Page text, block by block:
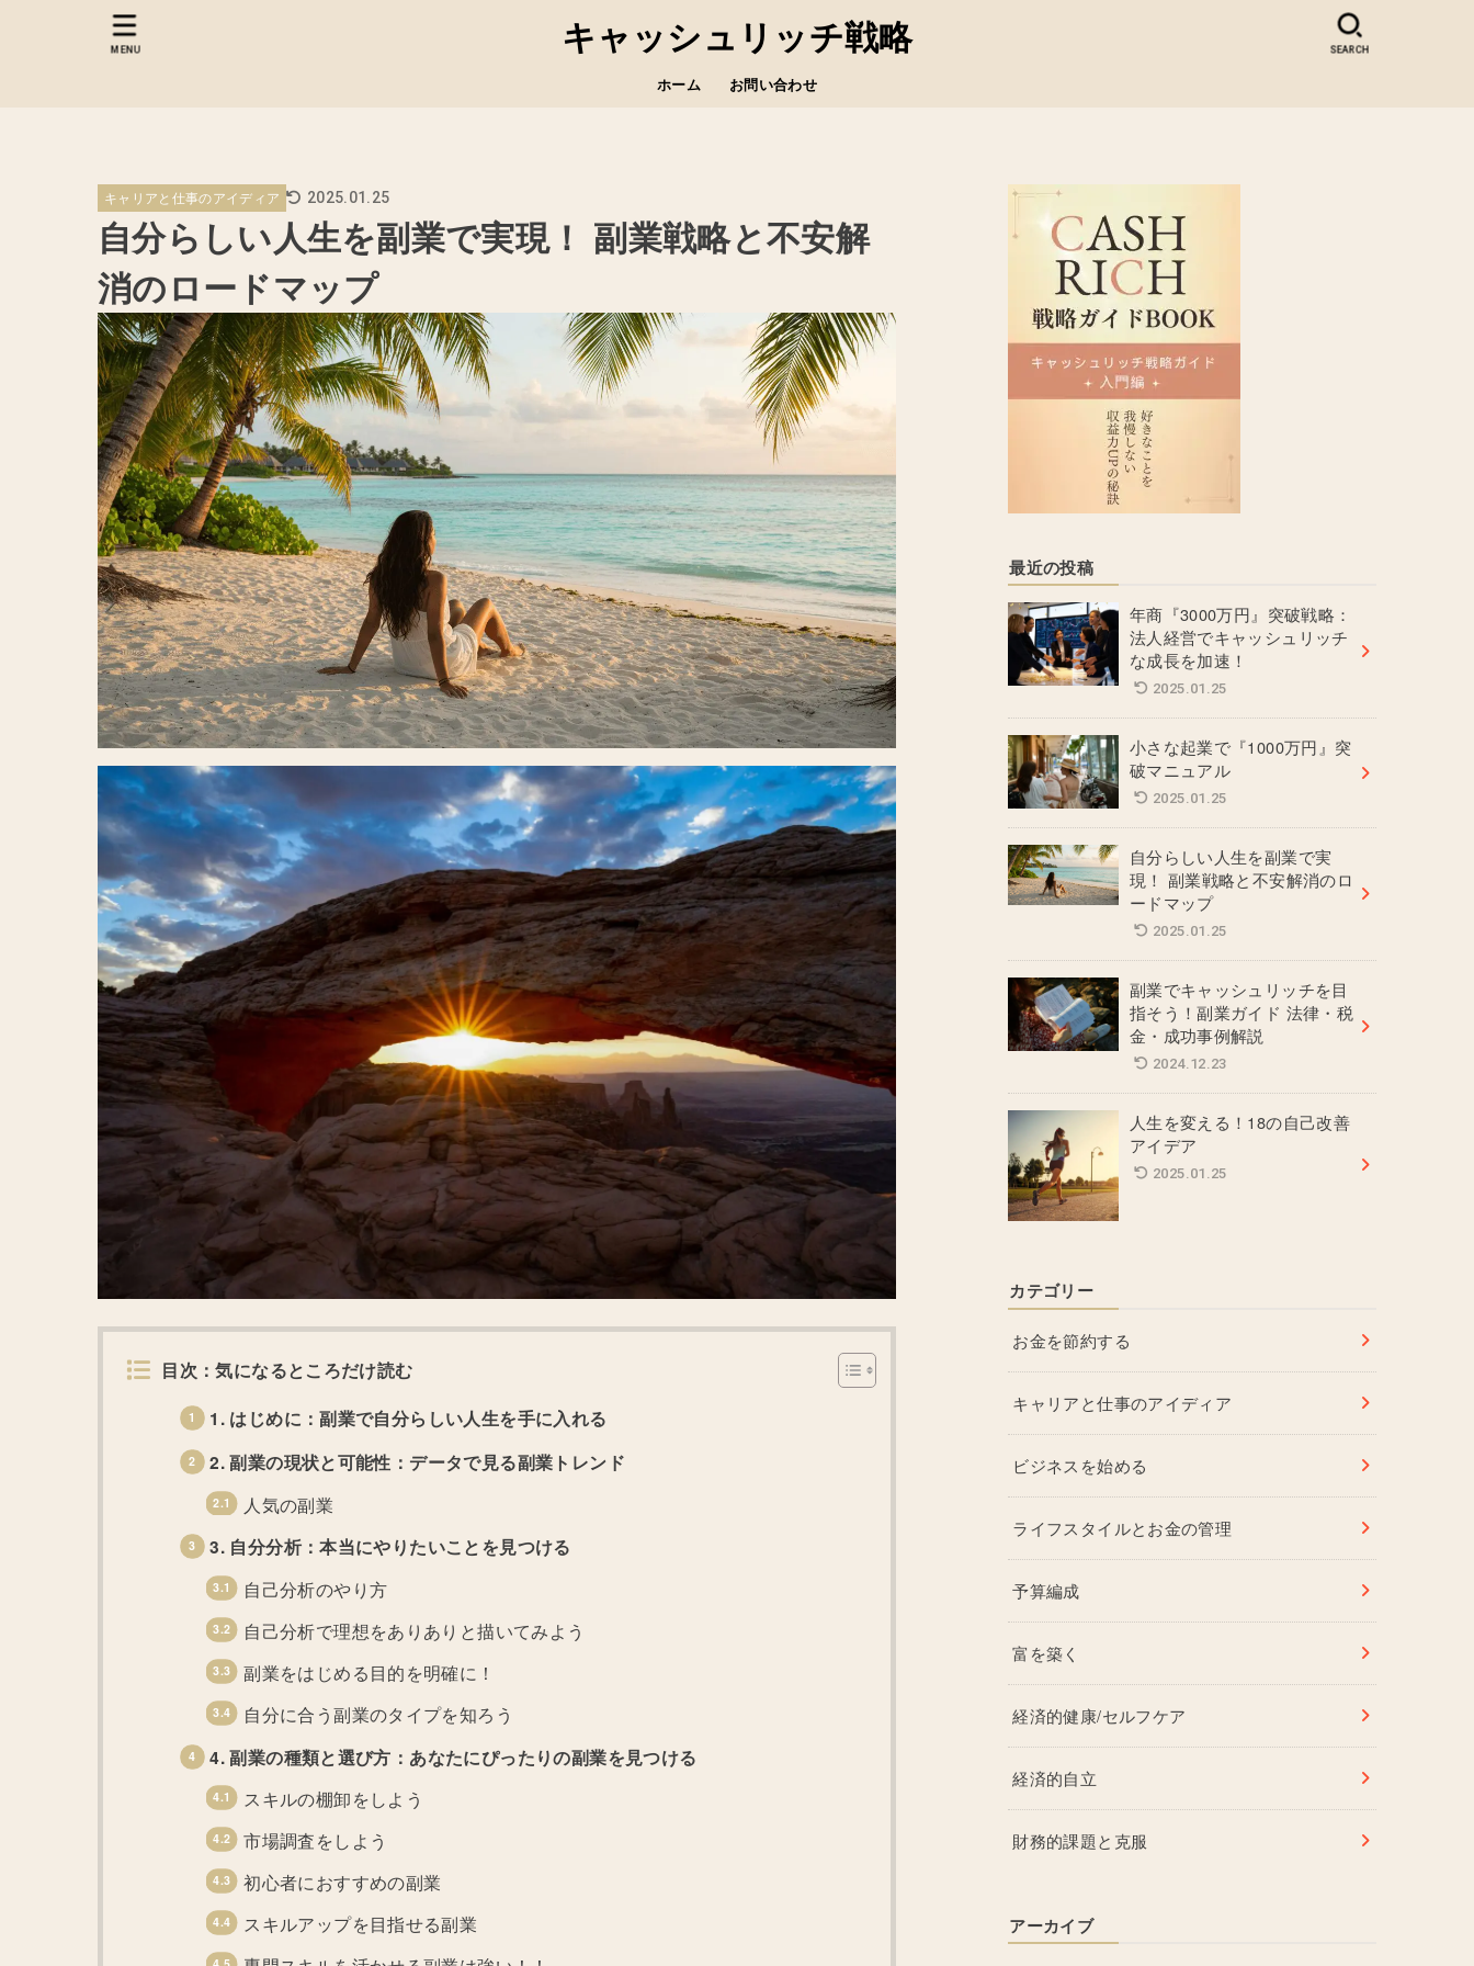
キャッシュリッチ戦略
ホーム お問い合わせ
SEARCH
MENU
キャリアと仕事のアイディア 2025.01.25
自分らしい人生を副業で実現！ 副業戦略と不安解
消のロードマップ
目次：気になるところだけ読む
1. はじめに：副業で自分らしい人生を手に入れる
2. 副業の現状と可能性：データで見る副業トレンド
人気の副業
3. 自分分析：本当にやりたいことを見つける
自己分析のやり方
自己分析で理想をありありと描いてみよう
副業をはじめる目的を明確に！
自分に合う副業のタイプを知ろう
4. 副業の種類と選び方：あなたにぴったりの副業を見つける
スキルの棚卸をしよう
市場調査をしよう
初心者におすすめの副業
スキルアップを目指せる副業
最近の投稿
年商『3000万円』突破戦略：
法人経営でキャッシュリッチ
な成長を加速！
2025.01.25
小さな起業で『1000万円』突
破マニュアル
2025.01.25
自分らしい人生を副業で実
現！ 副業戦略と不安解消のロ
ードマップ
2025.01.25
副業でキャッシュリッチを目
指そう！副業ガイド 法律・税
金・成功事例解説
2024.12.23
人生を変える！18の自己改善
アイデア
2025.01.25
カテゴリー
お金を節約する
キャリアと仕事のアイディア
ビジネスを始める
ライフスタイルとお金の管理
予算編成
富を築く
経済的健康/セルフケア
経済的自立
財務的課題と克服
アーカイブ